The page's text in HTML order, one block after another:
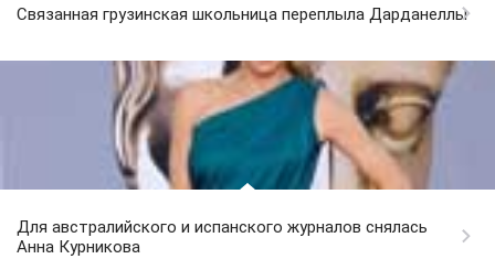
Связанная грузинская школьница переплыла Дарданеллы
Для австралийского и испанского журналов снялась
Анна Курникова